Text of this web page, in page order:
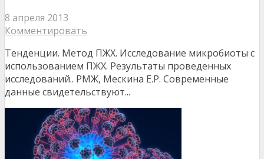
8 апреля 2013
Комментировать
Тенденции. Метод ПЖХ. Исследование микробиоты с
использованием ПЖХ. Результаты проведенных
исследований.. РМЖ, Мескина Е.Р. Современные
данные свидетельствуют...